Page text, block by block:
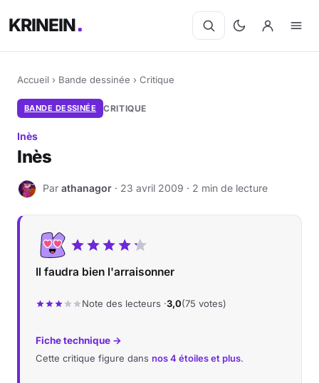
KRINEIN
Accueil › Bande dessinée › Critique
BANDE DESSINÉE CRITIQUE
Inès
Inès
A Par athanagor · 23 avril 2009 · 2 min de lecture
Il faudra bien l'arraisonner
Note des lecteurs ·3,0(75 votes)
Fiche technique →
Cette critique figure dans nos 4 étoiles et plus.